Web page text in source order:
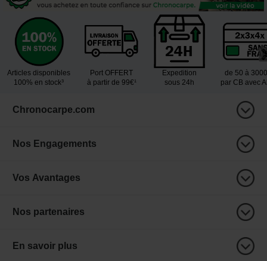
Articles disponibles
100% en stock³
Port OFFERT
à partir de 99€¹
Expedition
sous 24h
de 50 à
par CB avec
Chronocarpe.com
Nos Engagements
Vos Avantages
Nos partenaires
En savoir plus